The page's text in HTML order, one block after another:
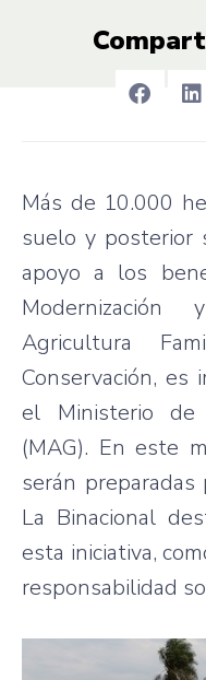
Más de 10.000
suelo y posterior
apoyo a los
Agricultura
Conservación,
el Ministerio de
(MAG). En este
serán
La Binacional
esta iniciativa,
responsabilidad